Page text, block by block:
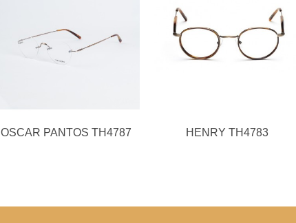
OSCAR PANTOS TH4787 HENRY TH4783